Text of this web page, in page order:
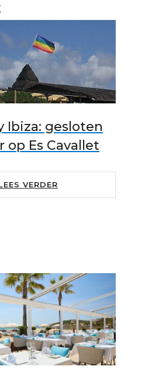
Ibiza: gesloten
op Es Cavallet
VERDER